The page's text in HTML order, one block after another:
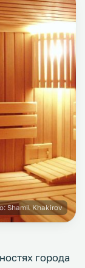
Shamil Khakirov
города